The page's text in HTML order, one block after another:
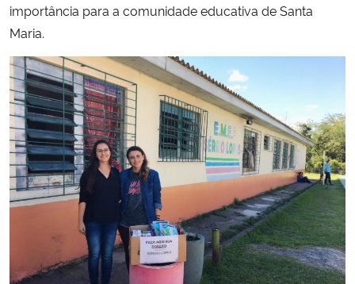
Secretaria de Governo
Gabinete de Segurança Institucional
Advocacia-Geral da União
Banco Central do Brasil
Planalto
importância para a comunidade educativa de Santa
Maria.